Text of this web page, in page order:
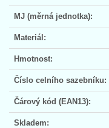
MJ (měrná jednotka):
Materiál:
Hmotnost:
Číslo celního sazebníku:
Čárový kód (EAN13):
Skladem: